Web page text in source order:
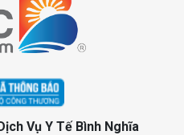
Vụ Y Tế Bình Nghĩa